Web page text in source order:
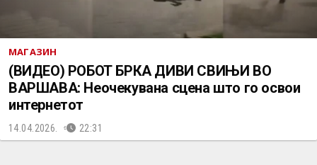
МАГАЗИН
(ВИДЕО) РОБОТ БРКА ДИВИ СВИЊИ ВО
ВАРШАВА: Неочекувана сцена што го освои
интернетот
14.04.2026. 22:31